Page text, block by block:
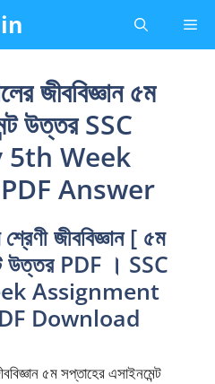
জীববিজ্ঞান ৫ম
উত্তর SSC
5th Week
Answer
জীববিজ্ঞান [ ৫ম
উত্তর PDF । SSC
Assignment
Download
৫ম সপ্তাহের এসাইনমেন্ট